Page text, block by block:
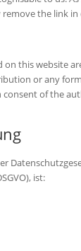
the link
this website
or any
of the
ist: